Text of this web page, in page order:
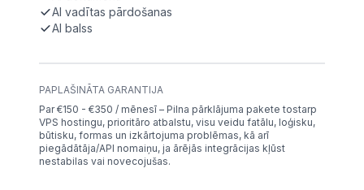
AI vadītas pārdošanas
AI balss
PAPLAŠINĀTA GARANTIJA
Par €150 - €350 / mēnesī – Pilna pārklājuma pakete tostarp
VPS hostingu, prioritāro atbalstu, visu veidu fatālu, loģisku,
būtisku, formas un izkārtojuma problēmas, kā arī
piegādātāja/API nomaiņu, ja ārējās integrācijas kļūst
nestabilas vai novecojušas.